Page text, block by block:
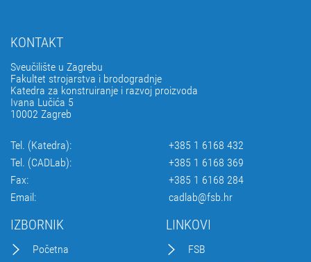
KONTAKT
Sveučilište u Zagrebu
Fakultet strojarstva i brodogradnje
Katedra za konstruiranje i razvoj proizvoda
Ivana Lučića 5
10002 Zagreb
Tel. (Katedra):
+385 1 6168 432
Tel. (CADLab):
+385 1 6168 369
Fax:
+385 1 6168 284
Email:
cadlab@fsb.hr
IZBORNIK
Početna
LINKOVI
FSB